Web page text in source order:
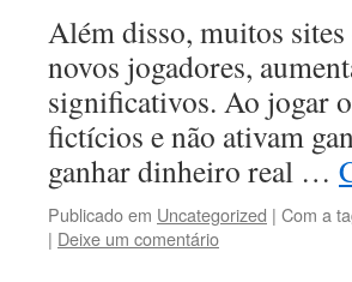
Além disso, muitos
novos jogadores,
significativos. Ao jogar
fictícios e não ativam
ganhar dinheiro real …
Publicado em Uncategorized | Com a
| Deixe um comentário